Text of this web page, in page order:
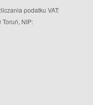
podatku VAT:
Toruń, NIP: